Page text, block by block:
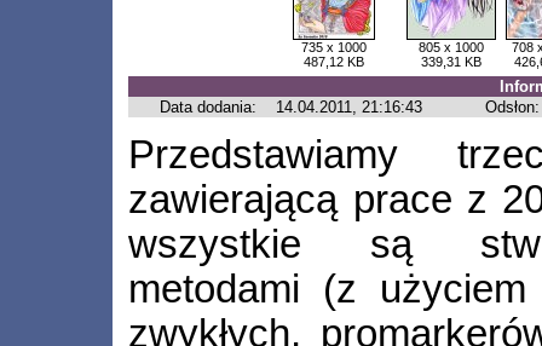
735 x 1000
487,12 KB
805 x 1000
339,31 KB
708
Data dodania:
14.04.2011, 21:16:43 Odsłon:
Przedstawiamy
zawierającą prace z
wszystkie są
metodami (z
zwykłych,